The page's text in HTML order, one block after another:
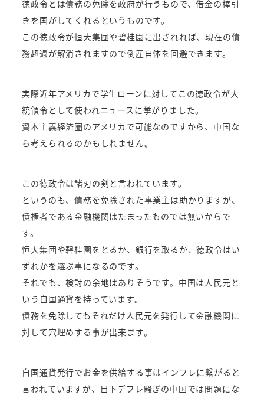
徳政令とは債務の免除を政府が行うもので、借金の棒引
きを国がしてくれるというものです。
この徳政令が恒大集団や碧桂園に出されれば、現在の債
務超過が解消されますので倒産自体を回避できます。
実際近年アメリカで学生ローンに対してこの徳政令が大
統領令として使われニュースに挙がりました。
資本主義経済圏のアメリカで可能なのですから、中国な
ら考えられるのかもしれません。
この徳政令は諸刃の剣と言われています。
というのも、債務を免除された事業主は助かりますが、
債権者である金融機関はたまったものでは無いからで
す。
恒大集団や碧桂園をとるか、銀行を取るか、徳政令はい
ずれかを選ぶ事になるのです。
それでも、検討の余地はありそうです。中国は人民元と
いう自国通貨を持っています。
債務を免除してもそれだけ人民元を発行して金融機関に
対して穴埋めする事が出来ます。
自国通貨発行でお金を供給する事はインフレに繋がると
言われていますが、目下デフレ騒ぎの中国では問題にな